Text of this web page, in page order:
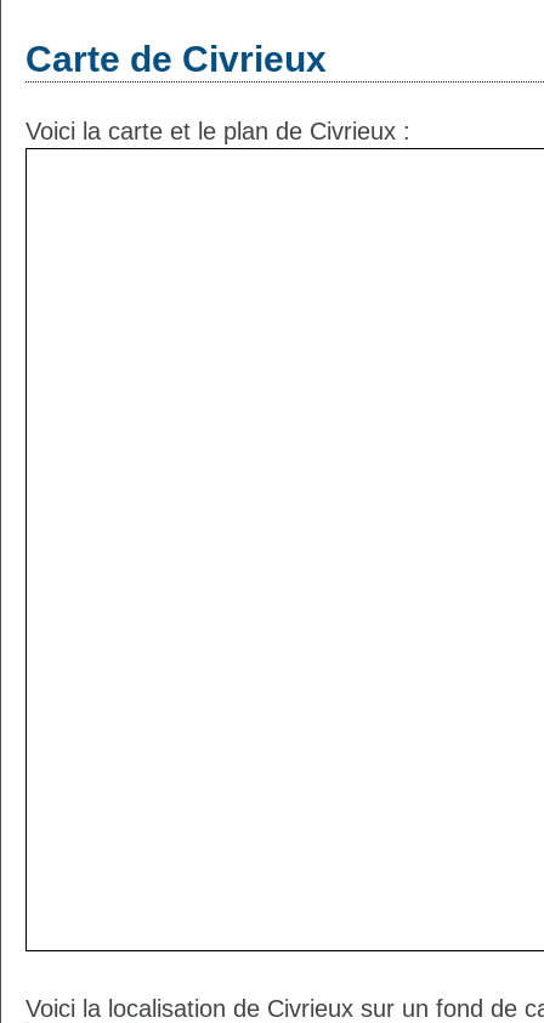
Carte de Civrieux
Voici la carte et le plan de Civrieux :
Voici la localisation de Civrieux sur un fond de